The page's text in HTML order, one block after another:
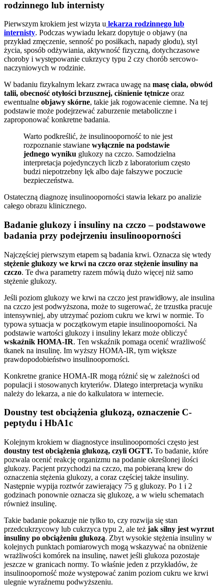
rodzinnego lub internisty
Pierwszym krokiem jest wizyta u lekarza rodzinnego lub
internisty. Podczas wywiadu lekarz dopytuje o objawy (na
przykład zmęczenie, senność po posiłkach, napady głodu), styl
życia, sposób odżywiania, aktywność fizyczną, dotychczasowe
choroby i występowanie cukrzycy typu 2 czy chorób sercowo-
naczyniowych w rodzinie.
W badaniu fizykalnym lekarz zwraca uwagę na masę ciała, obwód
talii, obecność otyłości brzusznej, ciśnienie tętnicze oraz
ewentualne objawy skórne, takie jak rogowacenie ciemne. Na tej
podstawie może podejrzewać zaburzenie metaboliczne i
zaproponować konkretne badania.
Warto podkreślić, że insulinooporność to nie jest
rozpoznanie stawiane wyłącznie na podstawie
jednego wyniku glukozy na czczo. Samodzielna
interpretacja pojedynczych liczb z laboratorium często
budzi niepotrzebny lęk albo daje fałszywe poczucie
bezpieczeństwa.
Ostateczną diagnozę insulinooporności stawia lekarz po analizie
całego obrazu klinicznego.
Badanie glukozy i insuliny na czczo – podstawowe
badania przy podejrzeniu insulinooporności
Najczęściej pierwszym etapem są badania krwi. Oznacza się wtedy
stężenie glukozy we krwi na czczo oraz stężenie insuliny na
czczo. Te dwa parametry razem mówią dużo więcej niż samo
stężenie glukozy.
Jeśli poziom glukozy we krwi na czczo jest prawidłowy, ale insulina
na czczo jest podwyższona, może to sugerować, że trzustka pracuje
intensywniej, aby utrzymać poziom cukru we krwi w normie. To
typowa sytuacja w początkowym etapie insulinooporności. Na
podstawie wartości glukozy i insuliny lekarz może obliczyć
wskaźnik HOMA-IR. Ten wskaźnik pomaga ocenić wrażliwość
tkanek na insulinę. Im wyższy HOMA-IR, tym większe
prawdopodobieństwo insulinooporności.
Konkretne granice HOMA-IR mogą różnić się w zależności od
populacji i stosowanych kryteriów. Dlatego interpretacja wyniku
należy do lekarza, a nie do kalkulatora w internecie.
Doustny test obciążenia glukozą, oznaczenie C-
peptydu i HbA1c
Kolejnym krokiem w diagnostyce insulinooporności często jest
doustny test obciążenia glukozą, czyli OGTT. To badanie, które
pozwala ocenić reakcję organizmu na podanie określonej ilości
glukozy. Pacjent przychodzi na czczo, ma pobieraną krew do
oznaczenia stężenia glukozy, a coraz częściej także insuliny.
Następnie wypija roztwór zawierający 75 g glukozy. Po 1 i 2
godzinach ponownie oznacza się glukozę, a w wielu schematach
również insulinę.
Takie badanie pokazuje nie tylko to, czy rozwija się stan
przedcukrzycowy lub cukrzyca typu 2, ale też jak silny jest wyrzut
insuliny po obciążeniu glukozą. Zbyt wysokie stężenia insuliny w
kolejnych punktach pomiarowych mogą wskazywać na obniżenie
wrażliwości komórek na insulinę, nawet jeśli glukoza pozostaje
jeszcze w granicach normy. To właśnie jeden z przykładów, że
insulinooporność może występować zanim poziom cukru we krwi
ulegnie wyraźnemu podwyższeniu.